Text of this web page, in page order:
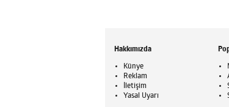
Hakkımızda
Künye
Reklam
İletişim
Yasal Uyarı